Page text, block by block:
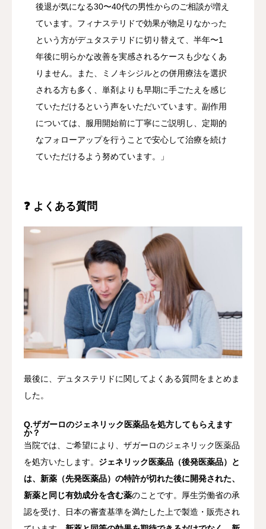
後退が気になる30〜40代の男性からのご相談が増え
ています。フィナステリドで効果が物足りなかった
という方がデュタステリドに切り替えて、半年〜1
年後に明らかな改善を実感されるケースも少なくあ
りません。また、ミノキシジルとの併用療法を選択
される方も多く、単剤よりも早期に手ごたえを感じ
ていただけるという声をいただいています。副作用
については、服用開始前に丁寧にご説明し、定期的
なフォローアップを行うことで安心して治療を続け
ていただけるよう努めています。」
❓ よくある質問
最後に、デュタステリドに関してよくある質問をまとめま
した。
Q.ザガーロのジェネリック医薬品を処方してもらえます
か？
当院では、ご希望により、ザガーロのジェネリック医薬品
を処方いたします。 ジェネリック医薬品（後発医薬品）と
は、新薬（先発医薬品）の特許が切れた後に開発された、
新薬と同じ有効成分を含む薬のことです。厚生労働省の承
認を受け、日本の審査基準を満たした上で製造・販売され